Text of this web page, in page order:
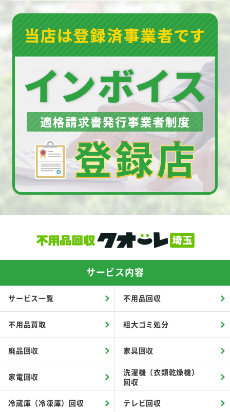
サービス内容
サービス一覧 不用品回収
不用品買取 粗大ゴミ処分
廃品回収 家具回収
家電回収
洗濯機（衣類乾燥機）
回収
冷蔵庫（冷凍庫）回収 テレビ回収